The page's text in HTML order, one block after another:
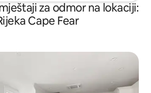
za odmor na lokaciji:
Cape Fear